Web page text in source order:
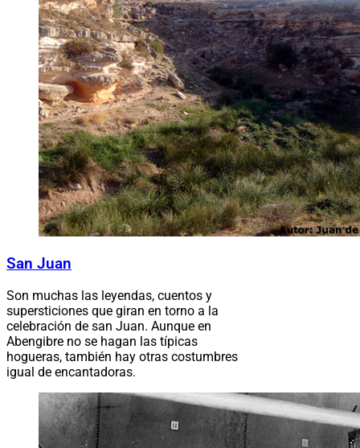
San Juan
Son muchas las leyendas, cuentos y
supersticiones que giran en torno a la
celebración de san Juan. Aunque en
Abengibre no se hagan las típicas
hogueras, también hay otras costumbres
igual de encantadoras.